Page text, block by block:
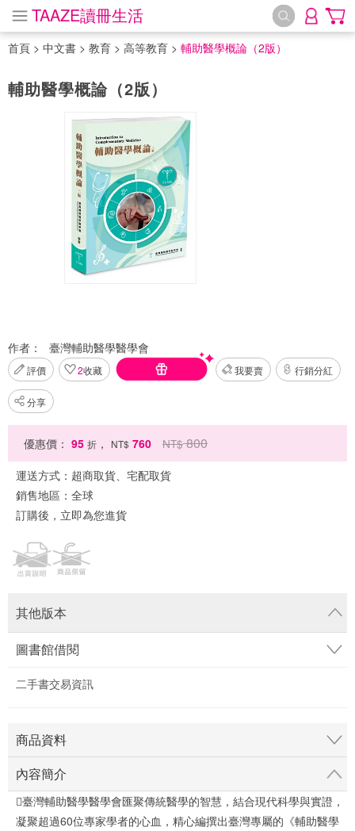
TAAZE讀冊生活
首頁 > 中文書 > 教育 > 高等教育 > 輔助醫學概論（2版）
輔助醫學概論（2版）
作者： 臺灣輔助醫學醫學會
評價 2收藏 我要賣 行銷分紅
分享
優惠價： 95 折 ， NT$ 760 NT$ 800
運送方式： 超商取貨、宅配取貨
銷售地區： 全球
訂購後，立即為您進貨
其他版本
圖書館借閱
二手書交易資訊
商品資料
內容簡介
臺灣輔助醫學醫學會匯聚傳統醫學的智慧，結合現代科學與實證，
凝聚超過60位專家學者的心血，精心編撰出臺灣專屬的《輔助醫學